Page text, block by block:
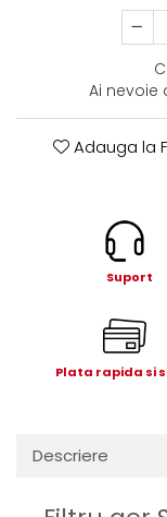
Motoare electrice
Role, bucse si bolturi
Cilindri si burdufe
Pompe si motoare
Hidraulica
Ai nevoie
Adauga la
Suport
Plata rapida si
Descriere